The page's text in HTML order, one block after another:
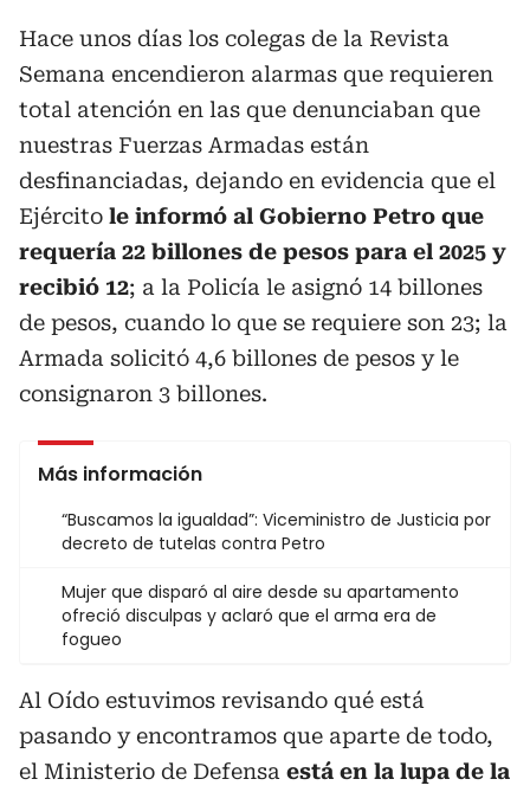
Hace unos días los colegas de la Revista
Semana encendieron alarmas que requieren
total atención en las que denunciaban que
nuestras Fuerzas Armadas están
desfinanciadas, dejando en evidencia que el
Ejército le informó al Gobierno Petro que
requería 22 billones de pesos para el 2025 y
recibió 12; a la Policía le asignó 14 billones
de pesos, cuando lo que se requiere son 23; la
Armada solicitó 4,6 billones de pesos y le
consignaron 3 billones.
Más información
“Buscamos la igualdad”: Viceministro de Justicia por
decreto de tutelas contra Petro
Mujer que disparó al aire desde su apartamento
ofreció disculpas y aclaró que el arma era de
fogueo
Al Oído estuvimos revisando qué está
pasando y encontramos que aparte de todo,
el Ministerio de Defensa está en la lupa de la